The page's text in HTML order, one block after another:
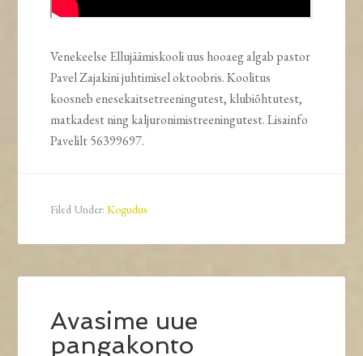
Venekeelse Ellujäämiskooli uus hooaeg algab pastor
Pavel Zajakini juhtimisel oktoobris. Koolitus
koosneb enesekaitsetreeningutest, klubiõhtutest,
matkadest ning kaljuronimistreeningutest. Lisainfo
Pavelilt 56399697.
Filed Under:Kogudus
Avasime uue
pangakonto